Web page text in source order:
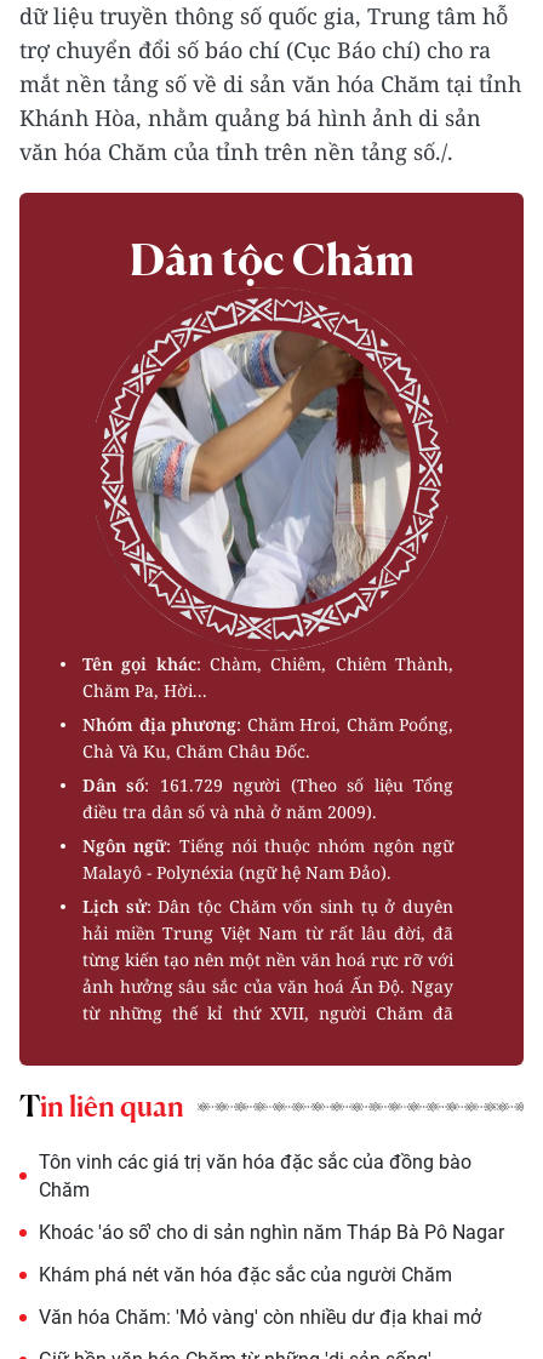
dữ liệu truyền thông số quốc gia, Trung tâm hỗ
trợ chuyển đổi số báo chí (Cục Báo chí) cho ra
mắt nền tảng số về di sản văn hóa Chăm tại tỉnh
Khánh Hòa, nhằm quảng bá hình ảnh di sản
văn hóa Chăm của tỉnh trên nền tảng số./.
Dân tộc Chăm
Tên gọi khác: Chàm, Chiêm, Chiêm Thành,
Chăm Pa, Hời...
Nhóm địa phương: Chăm Hroi, Chăm Poổng,
Chà Và Ku, Chăm Châu Ðốc.
Dân số: 161.729 người (Theo số liệu Tổng
điều tra dân số và nhà ở năm 2009).
Ngôn ngữ: Tiếng nói thuộc nhóm ngôn ngữ
Malayô - Polynéxia (ngữ hệ Nam Ðảo).
Lịch sử: Dân tộc Chăm vốn sinh tụ ở duyên
hải miền Trung Việt Nam từ rất lâu đời, đã
từng kiến tạo nên một nền văn hoá rực rỡ với
ảnh hưởng sâu sắc của văn hoá Ấn Ðộ. Ngay
từ những thế kỉ thứ XVII, người Chăm đã
Hiện tại cư dân gồm có hai bộ phận chính: Bộ
phận cư trú ở
chủ yếu theo đạo Bà la môn (một bộ phận
nhỏ người Chăm ở đây theo đạo Islam truyền
thống gọi là người Chăm Bà ni). Bộ phận cư
trú ở một số địa phương thuộc các tỉnh Châu
Ðốc, Tây Ninh, An Giang, Ðồng Nai và thành
mới.
Hoạt động sản xuất: Người Chăm có truyền
Tin liên quan
Tôn vinh các giá trị văn hóa đặc sắc của đồng bào
Chăm
Khoác 'áo số' cho di sản nghìn năm Tháp Bà Pô Nagar
Khám phá nét văn hóa đặc sắc của người Chăm
Văn hóa Chăm: 'Mỏ vàng' còn nhiều dư địa khai mở